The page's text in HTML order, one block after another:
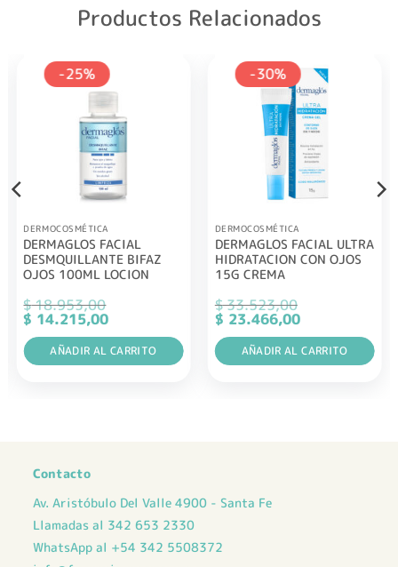
Productos Relacionados
-25%
DERMOCOSMÉTICA
DERMAGLOS FACIAL
DESMQUILLANTE BIFAZ
OJOS 100ML LOCION
$18.953,00
El
precio
original
era:
$ 18.953,00.
$ 14.215,00El
precio
actual
es:
$ 14.215,00.
AÑADIR AL CARRITO
-30%
DERMOCOSMÉTICA
DERMAGLOS FACIAL ULTRA
HIDRATACION CON OJOS
15G CREMA
$33.523,00
El
precio
original
era:
$ 33.523,00.
$ 23.466,00El
precio
actual
es:
$ 23.466,00.
AÑADIR AL CARRITO
Contacto
Av. Aristóbulo Del Valle 4900 - Santa Fe
Llamadas al 342 653 2330
WhatsApp al +54 342 5508372